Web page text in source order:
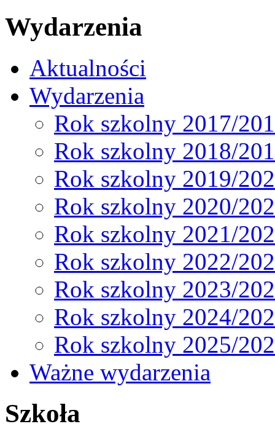
Wydarzenia
Aktualności
Wydarzenia
Rok szkolny 2017/
Rok szkolny 2018/
Rok szkolny 2019/
Rok szkolny 2020/
Rok szkolny 2021/
Rok szkolny 2022/
Rok szkolny 2023/
Rok szkolny 2024/
Rok szkolny 2025/
Ważne wydarzenia
Szkoła